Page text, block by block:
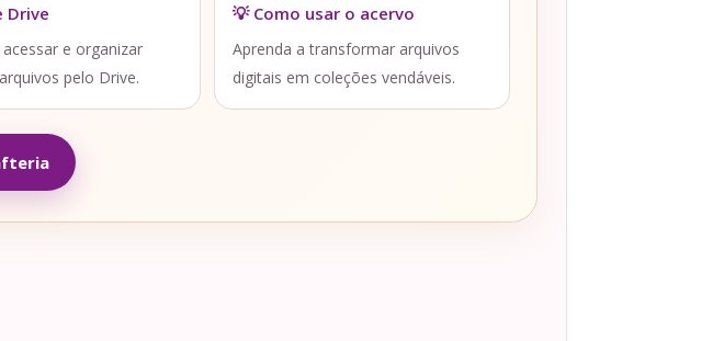
Drive
e organizar
pelo Drive.
💡 Como usar o acervo
Aprenda a transformar arquivos
digitais em coleções vendáveis.